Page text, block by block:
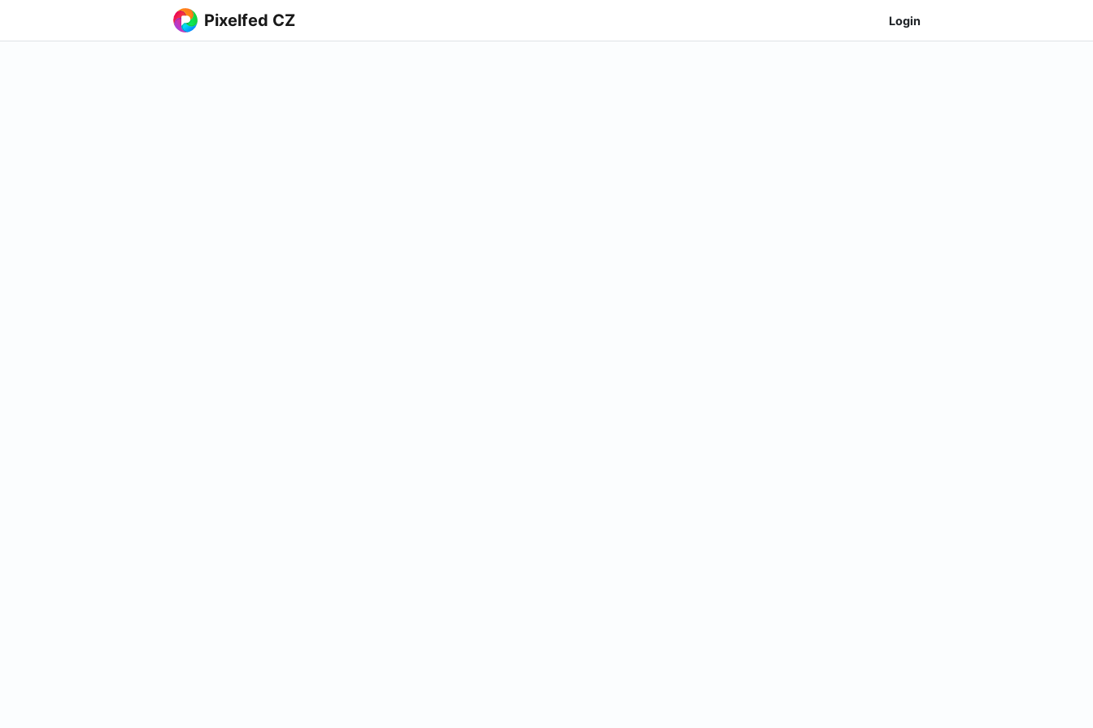
Pixelfed CZ Login